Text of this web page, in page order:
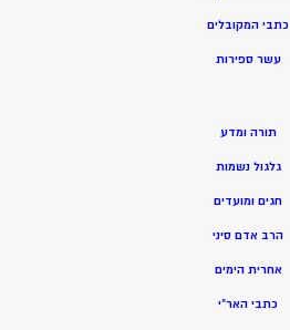
כתבי המקובלים
עשר ספירות
תורה ומדע
גלגול נשמות
חגים ומועדים
הרב אדם סיני
אחרית הימים
כתבי האר”י